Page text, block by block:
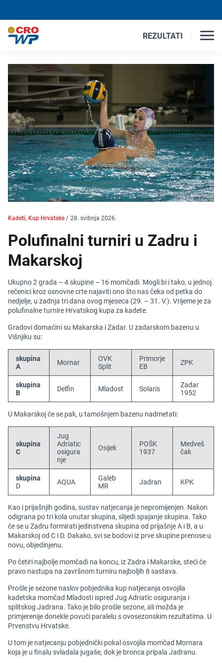
REZULTATI
Kadeti, Kup Hrvatske / 28. svibnja 2026.
Polufinalni turniri u Zadru i
Makarskoj
Ukupno 2 grada – 4 skupine – 16 momčadi. Mogli bi i tako, u jednoj
rečenici kroz osnovne crte najaviti ono što nas čeka od petka do
nedjelje, u zadnja tri dana ovog mjeseca (29. – 31. V.). Vrijeme je za
polufinalne turnire Hrvatskog kupa za kadete.
Gradovi domaćini su Makarska i Zadar. U zadarskom bazenu u
Višnjiku su:
skupina
A
Mornar
OVK
Split
Primorje
EB
ZPK
skupina
B
Delfin Mladost Solaris
Zadar
1952
U Makarskoj će se pak, u tamošnjem bazenu nadmetati:
skupina
C
Jug
Adriatic
osigura
nje
Osijek
POŠK
1937
Medveš
čak
skupina
D
AQUA
Galeb
MR
Jadran KPK
Kao i prijašnjih godina, sustav natjecanja je nepromijenjen. Nakon
odigrana po tri kola unutar skupina, slijedi spajanje skupina. Tako
će se u Zadru formirati jedinstvena skupina od prijašnje A i B, a u
Makarskoj od C i D. Dakako, svi se bodovi iz prve skupine prenose u
novu, objedinjenu.
Po četiri najbolje momčadi na koncu, iz Zadra i Makarske, steći će
pravo nastupa na završnom turniru najboljih 8 sastava.
Prošle je sezone naslov pobjednika kup natjecanja osvojila
kadetska momčad Mladosti ispred Jug Adriatic osiguranja i
splitskog Jadrana. Tako je bilo prošle sezone, ali možda je
primjerenije donekle povući paralelu s ovosezonskim rezultatima. U
Prvenstvu Hrvatske.
U tom je natjecanju pobjednički pokal osvojila momčad Mornara
koja je u finalu svladala jugaše, dok je bronca pripala Jadranu.